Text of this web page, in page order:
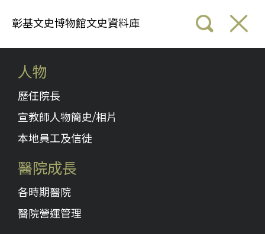
彰基文史博物館文史資料庫
人物
歷任院長
宣教師人物簡史/相片
本地員工及信徒
醫院成長
各時期醫院
醫院營運管理